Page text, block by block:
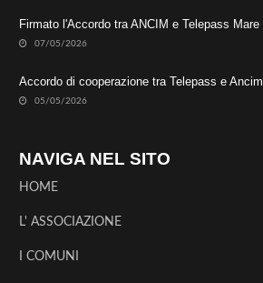
Firmato l'Accordo tra ANCIM e Telepass Mare
07/05/2026
Accordo di cooperazione tra Telepass e Ancim
05/05/2026
NAVIGA NEL SITO
HOME
L' ASSOCIAZIONE
I COMUNI